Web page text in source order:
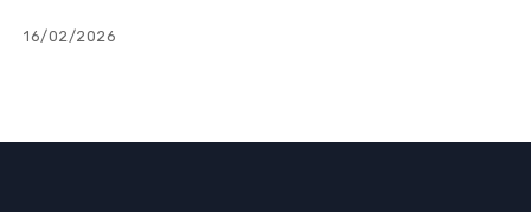
16/02/2026